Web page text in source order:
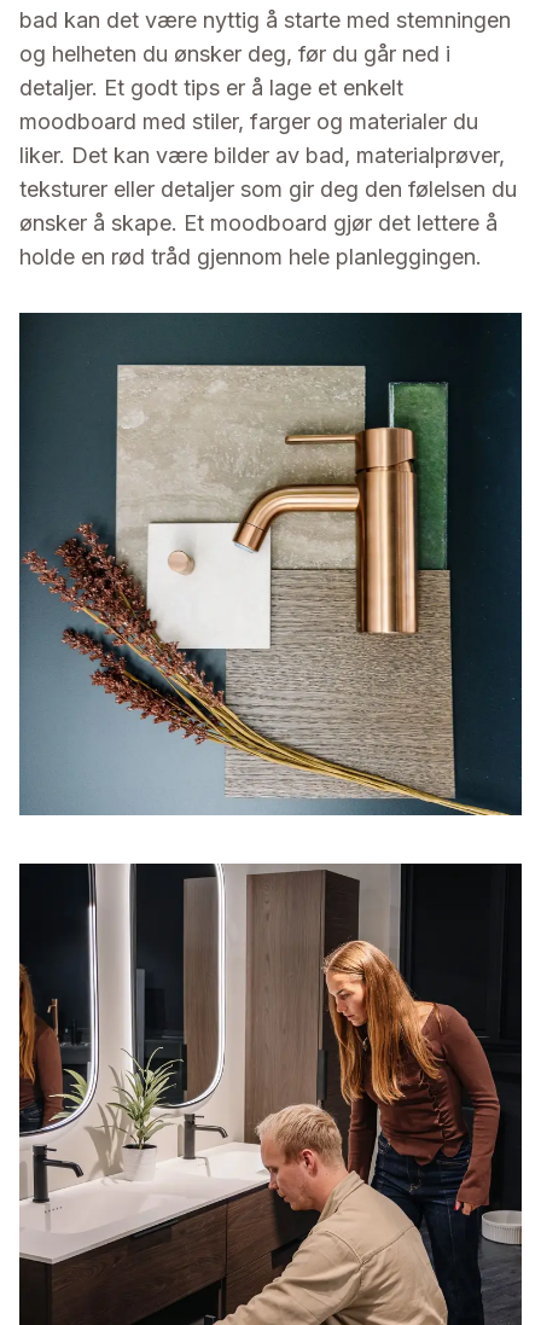
bad kan det være nyttig å starte med stemningen
og helheten du ønsker deg, før du går ned i
detaljer. Et godt tips er å lage et enkelt
moodboard med stiler, farger og materialer du
liker. Det kan være bilder av bad, materialprøver,
teksturer eller detaljer som gir deg den følelsen du
ønsker å skape. Et moodboard gjør det lettere å
holde en rød tråd gjennom hele planleggingen.